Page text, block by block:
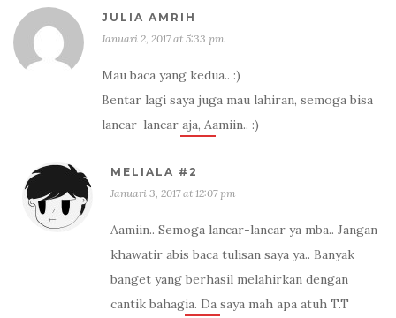
JULIA AMRIH
Januari 2, 2017 at 5:33 pm
Mau baca yang kedua.. :)
Bentar lagi saya juga mau lahiran, semoga bisa
lancar-lancar aja, Aamiin.. :)
MELIALA #2
Januari 3, 2017 at 12:07 pm
Aamiin.. Semoga lancar-lancar ya mba.. Jangan
khawatir abis baca tulisan saya ya.. Banyak
banget yang berhasil melahirkan dengan
cantik bahagia. Da saya mah apa atuh T.T